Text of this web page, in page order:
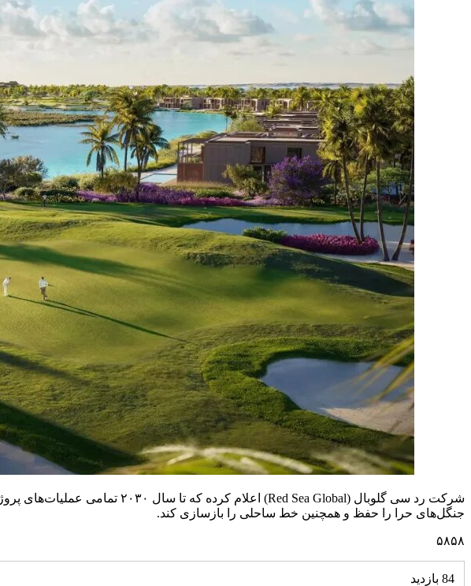
جنگل‌های حرا را حفظ و همچنین خط ساحلی را بازسازی کند.
۵۸۵۸
84 بازدید